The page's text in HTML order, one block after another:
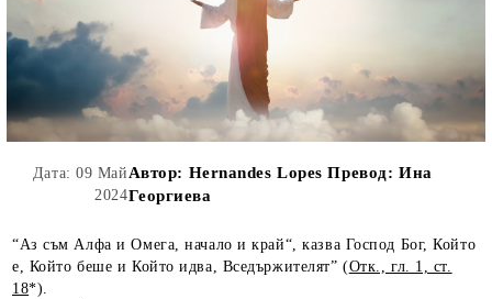
Дата: 09 Май
2024
Автор: Hernandes Lopes Превод: Ина
Георгиева
“Аз съм Алфа и Омега, начало и край“, казва Господ Бог, Който
е, Който беше и Който идва, Вседържителят” (Отк., гл. 1, ст.
18*).